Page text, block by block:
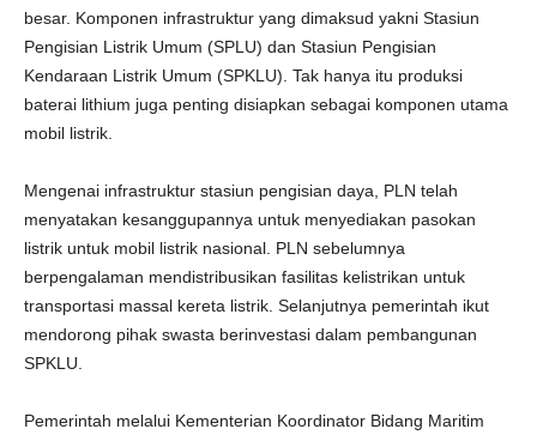
besar. Komponen infrastruktur yang dimaksud yakni Stasiun
Pengisian Listrik Umum (SPLU) dan Stasiun Pengisian
Kendaraan Listrik Umum (SPKLU). Tak hanya itu produksi
baterai lithium juga penting disiapkan sebagai komponen utama
mobil listrik.
Mengenai infrastruktur stasiun pengisian daya, PLN telah
menyatakan kesanggupannya untuk menyediakan pasokan
listrik untuk mobil listrik nasional. PLN sebelumnya
berpengalaman mendistribusikan fasilitas kelistrikan untuk
transportasi massal kereta listrik. Selanjutnya pemerintah ikut
mendorong pihak swasta berinvestasi dalam pembangunan
SPKLU.
Pemerintah melalui Kementerian Koordinator Bidang Maritim